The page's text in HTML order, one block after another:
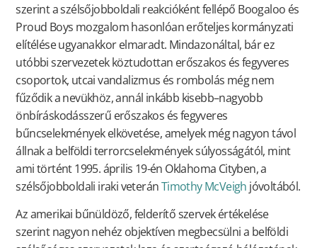
szerint a szélsőjobboldali reakcióként fellépő Boogaloo és
Proud Boys mozgalom hasonlóan erőteljes kormányzati
elítélése ugyanakkor elmaradt. Mindazonáltal, bár ez
utóbbi szervezetek köztudottan erőszakos és fegyveres
csoportok, utcai vandalizmus és rombolás még nem
fűződik a nevükhöz, annál inkább kisebb–nagyobb
önbíráskodásszerű erőszakos és fegyveres
bűncselekmények elkövetése, amelyek még nagyon távol
állnak a belföldi terrorcselekmények súlyosságától, mint
ami történt 1995. április 19-én Oklahoma Cityben, a
szélsőjobboldali iraki veteránTimothy McVeigh jóvoltából.
Az amerikai bűnüldöző, felderítő szervek értékelése
szerint nagyon nehéz objektíven megbecsülni a belföldi